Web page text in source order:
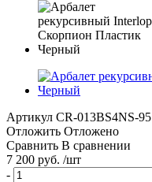
Артикул CR-013BS4NS-95
Отложить Отложено
Сравнить В сравнении
7 200 руб. /шт
-